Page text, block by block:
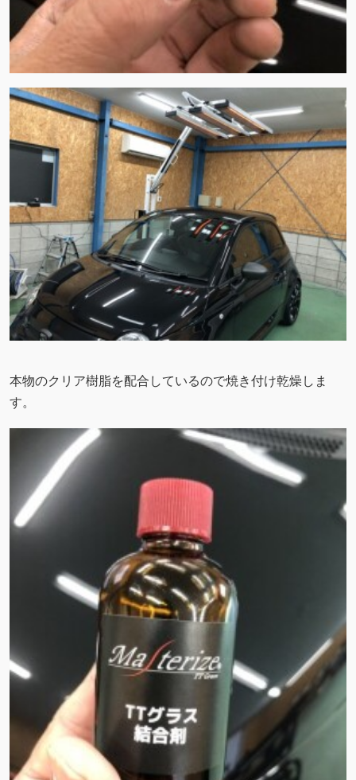
本物のクリア樹脂を配合しているので焼き付け乾燥しま
す。